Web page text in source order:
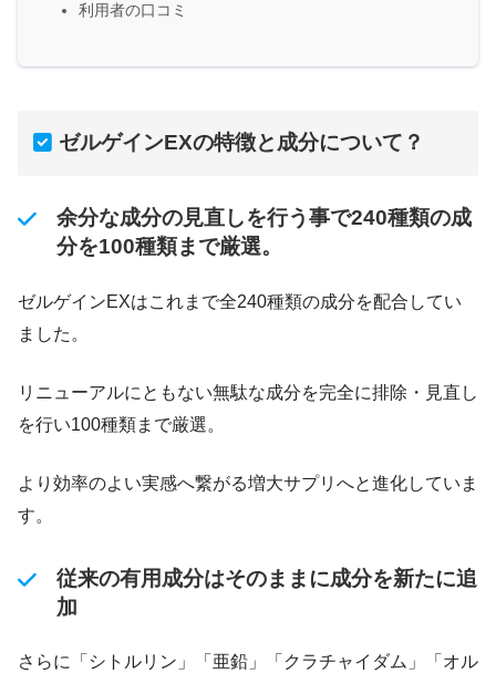
利用者の口コミ
ゼルゲインEXの特徴と成分について？
余分な成分の見直しを行う事で240種類の成
分を100種類まで厳選。
ゼルゲインEXはこれまで全240種類の成分を配合してい
ました。
リニューアルにともない無駄な成分を完全に排除・見直し
を行い100種類まで厳選。
より効率のよい実感へ繋がる増大サプリへと進化していま
す。
従来の有用成分はそのままに成分を新たに追
加
さらに「シトルリン」「亜鉛」「クラチャイダム」「オル